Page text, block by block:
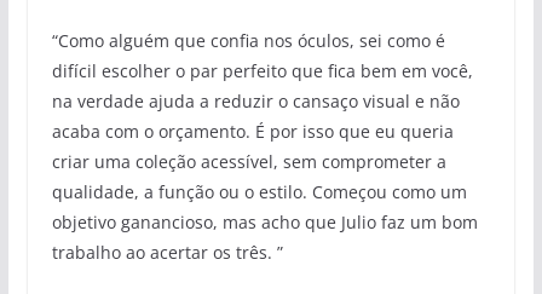
“Como alguém que confia nos óculos, sei como é
difícil escolher o par perfeito que fica bem em você,
na verdade ajuda a reduzir o cansaço visual e não
acaba com o orçamento. É por isso que eu queria
criar uma coleção acessível, sem comprometer a
qualidade, a função ou o estilo. Começou como um
objetivo ganancioso, mas acho que Julio faz um bom
trabalho ao acertar os três. ”